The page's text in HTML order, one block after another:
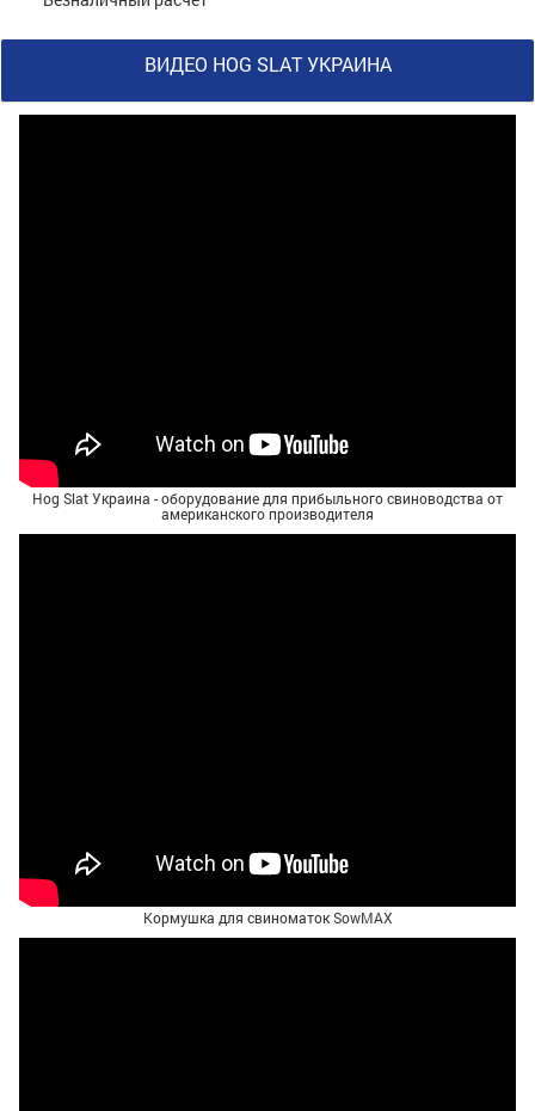
ВИДЕО HOG SLAT УКРАИНА
Hog Slat Украина - оборудование для прибыльного свиноводства от
американского производителя
Кормушка для свиноматок SowMAX